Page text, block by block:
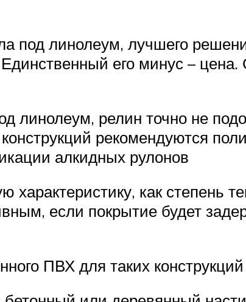
под линолеум, лучшего
его минус – цена.
линолеум, релин точно не
рекомендуются
алкидных рулонов
как степень
если покрытие будет
ПВХ для таких